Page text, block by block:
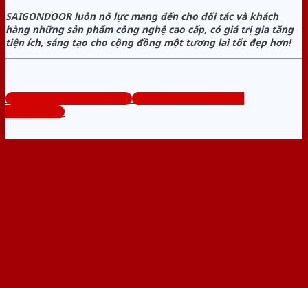
SAIGONDOOR luôn nỗ lực mang đến cho đối tác và khách
hàng những sản phẩm công nghệ cao cấp, có giá trị gia tăng
tiện ích, sáng tạo cho cộng đồng một tương lai tốt đẹp hơn!
www.cuanhomcuathep.com
Tổng đài tư vấn miễn phí:
0824.400.400